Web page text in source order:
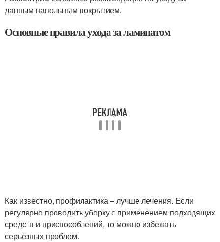
данным напольным покрытием.
Основные правила ухода за ламинатом
Как известно, профилактика – лучше лечения. Если
регулярно проводить уборку с применением подходящих
средств и приспособлений, то можно избежать
серьезных проблем.